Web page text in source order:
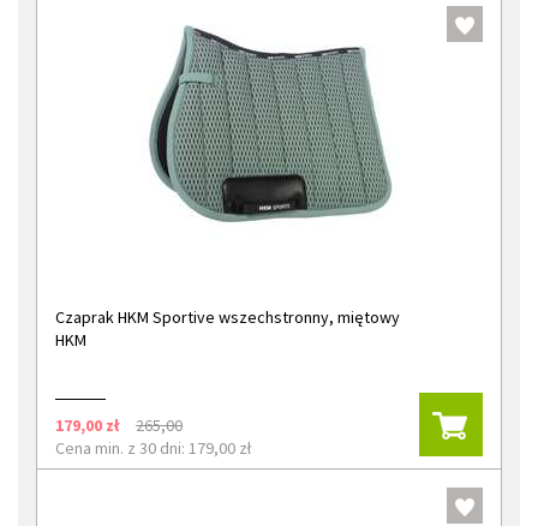
Czaprak HKM Sportive wszechstronny, miętowy
HKM
179,00 zł
265,00
Cena min. z 30 dni: 179,00 zł